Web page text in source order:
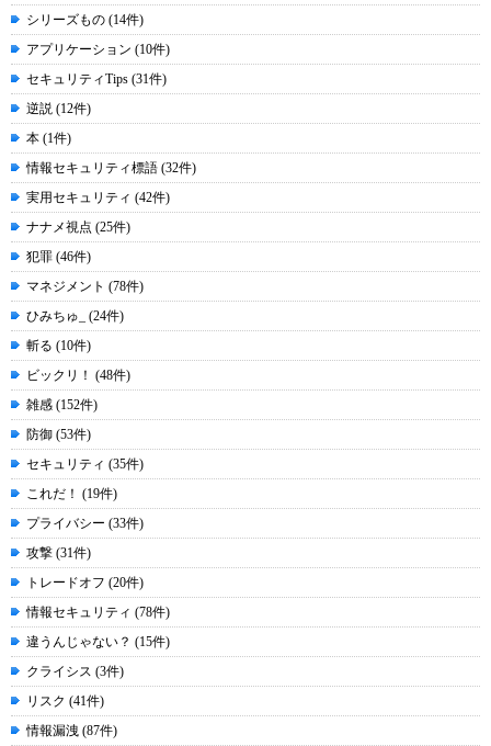
シリーズもの (14件)
アプリケーション (10件)
セキュリティTips (31件)
逆説 (12件)
本 (1件)
情報セキュリティ標語 (32件)
実用セキュリティ (42件)
ナナメ視点 (25件)
犯罪 (46件)
マネジメント (78件)
ひみちゅ_ (24件)
斬る (10件)
ビックリ！ (48件)
雑感 (152件)
防御 (53件)
セキュリティ (35件)
これだ！ (19件)
プライバシー (33件)
攻撃 (31件)
トレードオフ (20件)
情報セキュリティ (78件)
違うんじゃない？ (15件)
クライシス (3件)
リスク (41件)
情報漏洩 (87件)